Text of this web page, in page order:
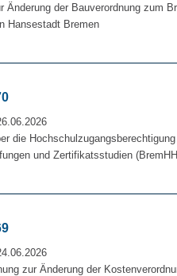
Änderung der Bauverordnung zum
Hansestadt Bremen
die
und Zertifikatsstudien
zur Änderung der